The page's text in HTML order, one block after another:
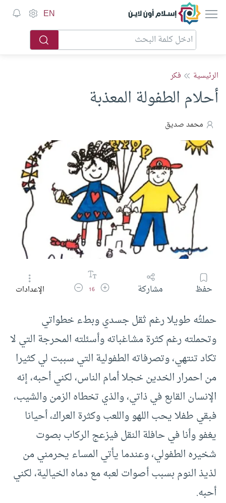
إسلام أون لاين EN
الرئيسية فكر
أحلام الطفولة المعذبة
محمد صديق
حفظ مشاركة زيادة حجم الخط
16 تقليل حجم الخطالإعدادات
حملتُه طويلا رغم ثقل جسدي وبطء خطواتي
وتحملته رغم كثرة مشاغباته وأسئلته المحرجة التي لا
تكاد تنتهي، وتصرفاته الطفولية التي سببت لي كثيرا
من احمرار الخدين خجلا أمام الناس، لكني أحبه، إنه
الإنسان القابع في ذاتي، والذي تخطاه الزمن والشيب،
فبقي طفلا يحب اللهو واللعب وكثرة العراك، أحيانا
يغفو وأنا في حافلة النقل فيزعج الركاب بصوت
شخيره الطفولي، وعندما يأتي المساء يحرمني من
لذيذ النوم بسبب أصوات لعبه مع دماه الخيالية، لكني
أحبه.